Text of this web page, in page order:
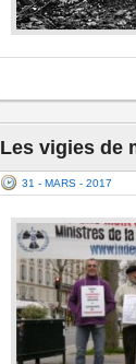
Les vigies de
31 - MARS - 2017